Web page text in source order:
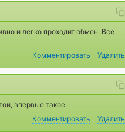
и легко проходит обмен. Все
Комментировать
Удалить
впервые такое.
Комментировать
Удалить